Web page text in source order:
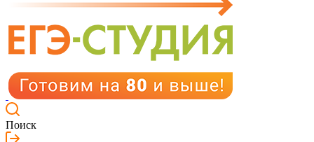
Поиск